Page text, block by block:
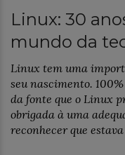
Linux: 30
mundo da
Linux tem uma
seu nascimento.
da fonte que o Linux
obrigada à uma
reconhecer que